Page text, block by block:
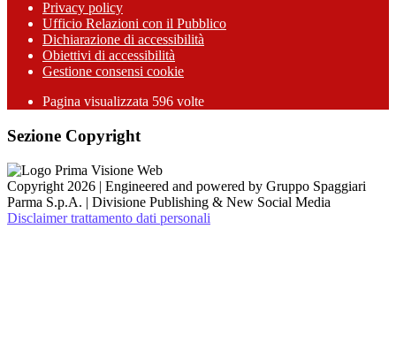
Privacy policy
Ufficio Relazioni con il Pubblico
Dichiarazione di accessibilità
Obiettivi di accessibilità
Gestione consensi cookie
Pagina visualizzata 596 volte
Sezione Copyright
Copyright 2026 | Engineered and powered by Gruppo Spaggiari
Parma S.p.A. | Divisione Publishing & New Social Media
Disclaimer trattamento dati personali